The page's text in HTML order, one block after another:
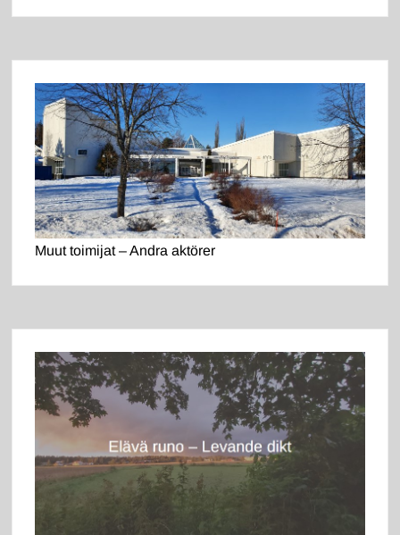
Muut toimijat – Andra aktörer